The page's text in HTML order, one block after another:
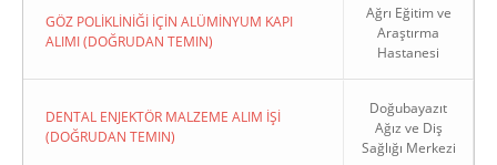
GÖZ POLİKLİNİĞİ İÇİN ALÜMİNYUM KAPI
ALIMI (DOĞRUDAN TEMIN)
Ağrı Eğitim ve
Araştırma
Hastanesi
DENTAL ENJEKTÖR MALZEME ALIM İŞİ
(DOĞRUDAN TEMIN)
Doğubayazıt
Ağız ve Diş
Sağlığı Merkezi